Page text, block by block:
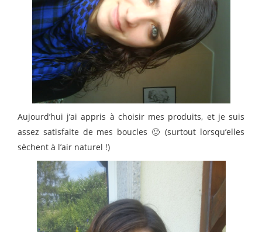
Aujourd’hui j’ai appris à choisir mes produits, et je suis
assez satisfaite de mes boucles 🙂 (surtout lorsqu’elles
sèchent à l’air naturel !)